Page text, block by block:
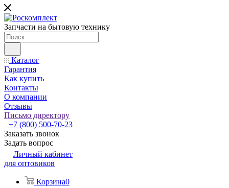
Запчасти на бытовую технику
Каталог
Гарантия
Как купить
Контакты
О компании
Отзывы
Письмо директору
+7 (800) 500-70-23
Заказать звонок
Задать вопрос
Личный кабинет
для оптовиков
Корзина0